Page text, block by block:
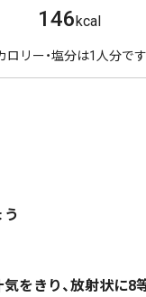
146kcal
リー・塩分は1人分です
う
をきり、放射状に8